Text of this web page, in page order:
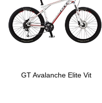
GT Avalanche Elite Vit